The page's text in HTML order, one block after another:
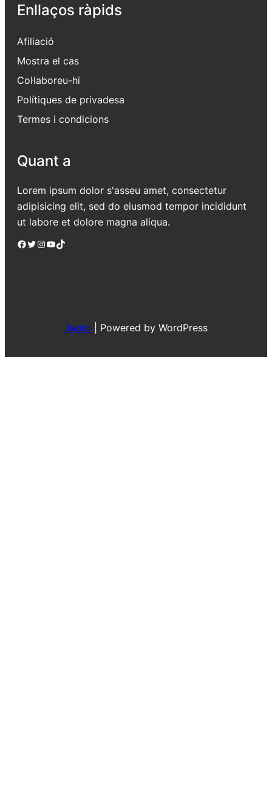
Enllaços ràpids
Afiliació
Mostra el cas
Col·laboreu-hi
Polítiques de privadesa
Termes i condicions
Quant a
Lorem ipsum dolor s'asseu amet, consectetur
adipisicing elit, sed do eiusmod tempor incididunt
ut labore et dolore magna aliqua.
Facebook Twitter Instagram YouTube TikTok
Jadro Powered by WordPress